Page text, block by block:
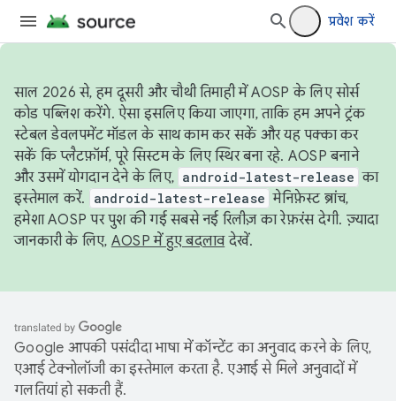
प्रवेश करें
साल 2026 से, हम दूसरी और चौथी तिमाही में AOSP के लिए सोर्स
कोड पब्लिश करेंगे. ऐसा इसलिए किया जाएगा, ताकि हम अपने ट्रंक
स्टेबल डेवलपमेंट मॉडल के साथ काम कर सकें और यह पक्का कर
सकें कि प्लैटफ़ॉर्म, पूरे सिस्टम के लिए स्थिर बना रहे. AOSP बनाने
और उसमें योगदान देने के लिए, android-latest-release का
इस्तेमाल करें.
android-latest-release मेनिफ़ेस्ट ब्रांच,
हमेशा AOSP पर पुश की गई सबसे नई रिलीज़ का रेफ़रंस देगी. ज़्यादा
जानकारी के लिए, AOSP में हुए बदलावदेखें.
Google आपकी पसंदीदा भाषा में कॉन्टेंट का अनुवाद करने के लिए,
एआई टेक्नोलॉजी का इस्तेमाल करता है. एआई से मिले अनुवादों में
गलतियां हो सकती हैं.